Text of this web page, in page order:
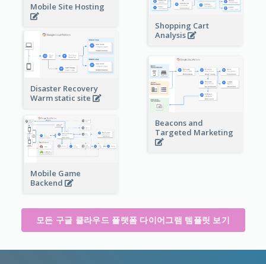
Mobile Site Hosting
Shopping Cart
Analysis
Disaster Recovery
Warm static site
Beacons and
Targeted Marketing
Mobile Game
Backend
모든 구글 클라우드 플랫폼 다이어그램 템플릿 보기